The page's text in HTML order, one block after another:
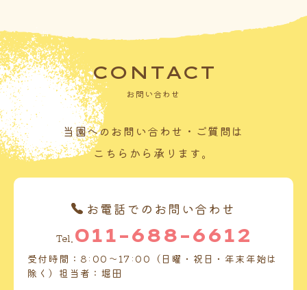
CONTACT
お問い合わせ
当園へのお問い合わせ・ご質問は
こちらから承ります。
お電話でのお問い合わせ
Tel. 011-688-6612
受付時間：8:00～17:00（日曜・祝日・年末年始は
除く）担当者：堀田